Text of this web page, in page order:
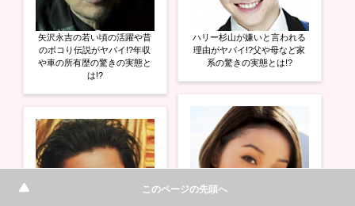
矢沢永吉の若い頃の活躍や昔
のボコり伝説がヤバイ!?年収
や車の所有歴の驚きの実態と
は!?
ハリー杉山が嫌いと言われる
理由がヤバイ!?父や母など家
系の驚きの実態とは!?
このページの先頭へ